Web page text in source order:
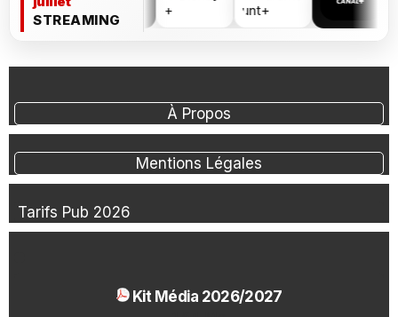
STREAMING
À Propos
Mentions Légales
Tarifs Pub 2026
Kit Média 2026/2027